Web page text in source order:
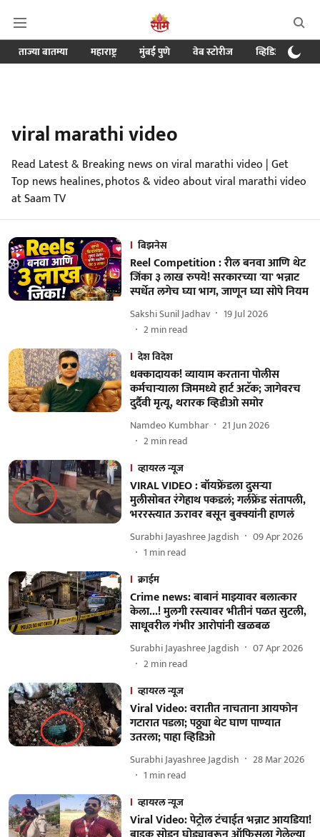
ताज्या बातम्या महाराष्ट्र मुंबई पुणे वेब स्टोरीज व्हिडिओ
viral marathi video
Read Latest & Breaking news on viral marathi video | Get
Top news healines, photos & video about viral marathi video
at Saam TV
बिझनेस
Reel Competition : रील बनवा आणि थेट
जिंका ३ लाख रुपये! सरकारच्या 'या' भन्नाट
स्पर्धेत लगेच घ्या भाग, जाणून घ्या सोपे नियम
Sakshi Sunil Jadhav
19 Jul 2026
2min read
देश विदेश
धक्कादायक! व्यायाम करताना पोलीस
कर्मचाऱ्याला जिममध्ये हार्ट अटॅक; जागेवरच
दुर्दैवी मृत्यू, थरारक व्हिडीओ समोर
Namdeo Kumbhar
21 Jun 2026
2min read
व्हायरल न्यूज
VIRAL VIDEO : बॉयफ्रेंडला दुसऱ्या
मुलीसोबत रंगेहाथ पकडलं; गर्लफ्रेंड संतापली,
भररस्त्यात ऊरावर बसून बुक्क्यांनी हाणलं
Surabhi Jayashree Jagdish
09 Apr 2026
1 min read
क्राईम
Crime news: बाबानं माझ्यावर बलात्कार
केला...! मुलगी रस्त्यावर भीतीनं पळत सुटली,
साधूवरील गंभीर आरोपांनी खळबळ
Surabhi Jayashree Jagdish
07 Apr 2026
2min read
व्हायरल न्यूज
Viral Video: वरातीत नाचताना आयफोन
गटारात पडला; पठ्ठ्या थेट घाण पाण्यात
उतरला; पाहा व्हिडिओ
Surabhi Jayashree Jagdish
28 Mar 2026
1 min read
व्हायरल न्यूज
Viral Video: पेट्रोल टंचाईत भन्नाट आयडिया!